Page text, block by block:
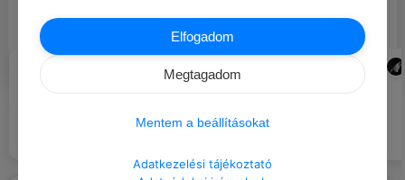
arra, hogy barangolj egy falun túl,
ahol talán egy elfelejtett káptal…
Nincs még hozzászólás.
#IDÉZETEK HATALOM
Nem a ruha teszi az embert (…). A
tekintélyes embernek gatyában is
tekintélyt parancsoló dolgot kell
ADMIN
Elfogadom
Megtagadom
Mentem a beállításokat
Adatkezelési tájékoztató